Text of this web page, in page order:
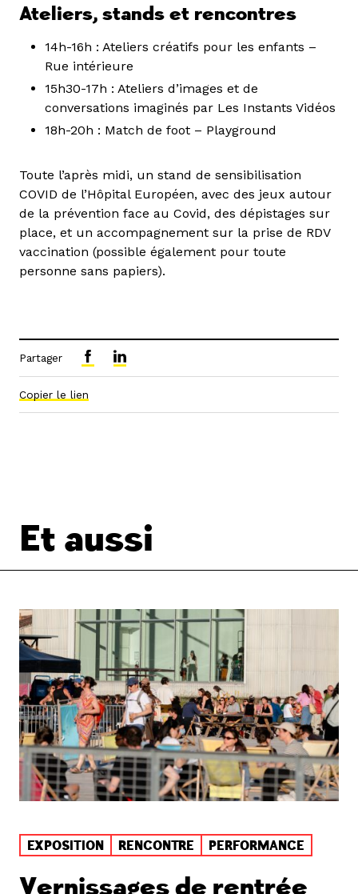
Ateliers, stands et rencontres
14h-16h : Ateliers créatifs pour les enfants –
Rue intérieure
15h30-17h : Ateliers d’images et de
conversations imaginés par Les Instants Vidéos
18h-20h : Match de foot – Playground
Toute l’après midi, un stand de sensibilisation
COVID de l’Hôpital Européen, avec des jeux autour
de la prévention face au Covid, des dépistages sur
place, et un accompagnement sur la prise de RDV
vaccination (possible également pour toute
personne sans papiers).
Partager
Copier le lien
Et aussi
EXPOSITION RENCONTRE PERFORMANCE
Vernissages de rentrée